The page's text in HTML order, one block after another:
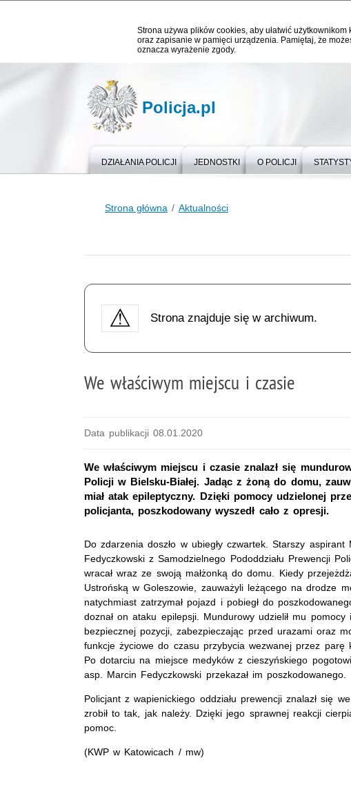
Strona używa plików cookies, aby ułatwić
oraz zapisanie w pamięci urządzenia. Pamiętaj, że
oznacza wyrażenie zgody.
Policja.pl
DZIAŁANIA POLICJI JEDNOSTKI O POLICJI
Strona główna Aktualności
Strona znajduje się w archiwum.
We właściwym miejscu i czasie
Data publikacji 08.01.2020
We właściwym miejscu i czasie znalazł się
Policji w Bielsku-Białej. Jadąc z żoną do domu,
miał atak epileptyczny. Dzięki pomocy udzielonej
policjanta, poszkodowany wyszedł cało z opresji.
Do zdarzenia doszło w ubiegły czwartek. Starszy aspirant
Fedyczkowski z Samodzielnego Pododdziału Prewencji
wracał wraz ze swoją małżonką do domu. Kiedy
Ustrońską w Goleszowie, zauważyli leżącego na drodze
natychmiast zatrzymał pojazd i pobiegł do
doznał on ataku epilepsji. Mundurowy udzielił mu pomocy
bezpiecznej pozycji, zabezpieczając przed urazami oraz
funkcje życiowe do czasu przybycia wezwanej przez parę
Po dotarciu na miejsce medyków z cieszyńskiego
asp. Marcin Fedyczkowski przekazał im poszkodowanego.
Policjant z wapienickiego oddziału prewencji znalazł się
zrobił to tak, jak należy. Dzięki jego sprawnej reakcji
pomoc.
(KWP w Katowicach / mw)